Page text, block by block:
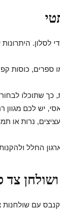
לסלון.
כוסות
כך שתוכלו
יש לכם מגוון
נרות או
החלל
צד
קנבס עם